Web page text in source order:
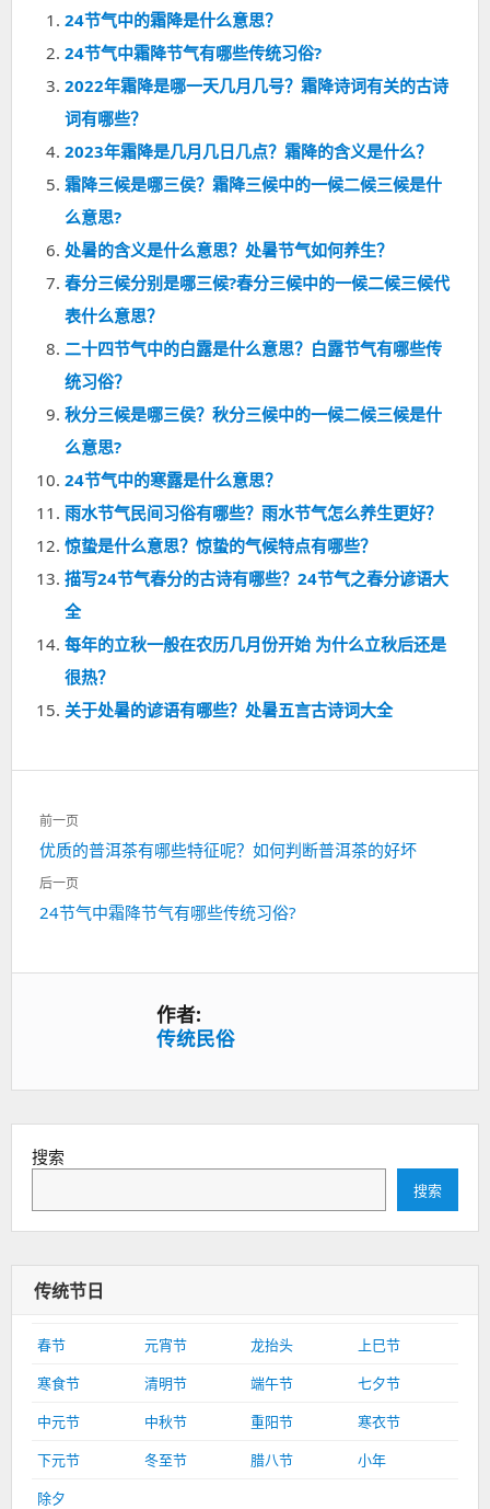
24节气中的霜降是什么意思？
24节气中霜降节气有哪些传统习俗?
2022年霜降是哪一天几月几号？霜降诗词有关的古诗
词有哪些？
2023年霜降是几月几日几点？霜降的含义是什么？
霜降三候是哪三侯？霜降三候中的一候二候三候是什
么意思?
处暑的含义是什么意思？处暑节气如何养生？
春分三候分别是哪三候?春分三候中的一候二候三候代
表什么意思？
二十四节气中的白露是什么意思？白露节气有哪些传
统习俗？
秋分三候是哪三侯？秋分三候中的一候二候三候是什
么意思?
24节气中的寒露是什么意思？
雨水节气民间习俗有哪些？雨水节气怎么养生更好？
惊蛰是什么意思？惊蛰的气候特点有哪些？
描写24节气春分的古诗有哪些？24节气之春分谚语大
全
每年的立秋一般在农历几月份开始 为什么立秋后还是
很热？
关于处暑的谚语有哪些？处暑五言古诗词大全
文
章
导
航
前一页
上
一
优质的普洱茶有哪些特征呢？如何判断普洱茶的好坏
后一页
下
24节气中霜降节气有哪些传统习俗?
作者:
传统民俗
搜索
搜索
传统节日
春节 元宵节 龙抬头
上巳节
寒食节
清明节 端午节
七夕节
中元节
中秋节 重阳节
寒衣节
下元节
冬至节 腊八节
小年
除夕